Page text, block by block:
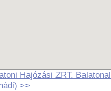
Hajózási ZRT.
>>